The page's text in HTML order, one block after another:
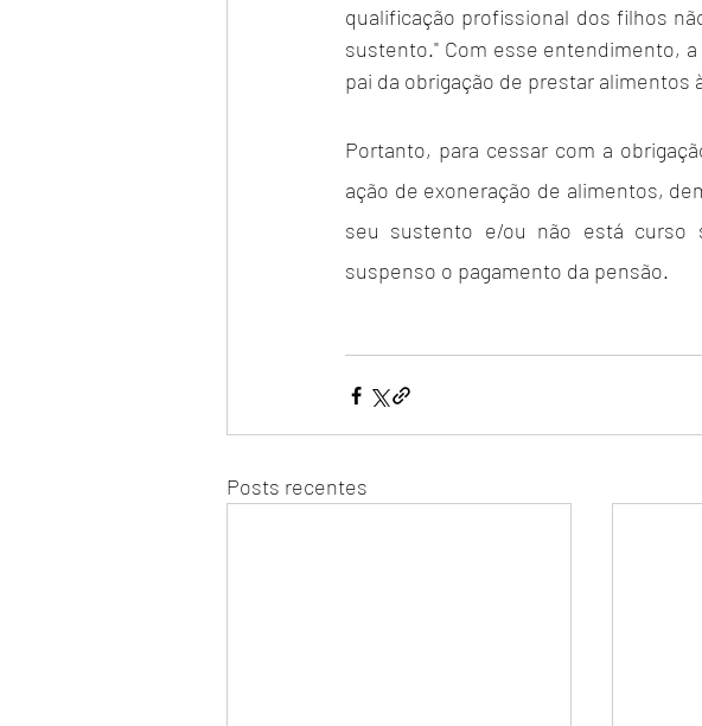
qualificação profissional dos filhos
sustento." Com esse entendimento,
pai da obrigação de prestar alimentos
Portanto, para cessar com a
ação de exoneração de alimentos,
seu sustento e/ou não está curso
suspenso o pagamento da pensão.
Posts recentes